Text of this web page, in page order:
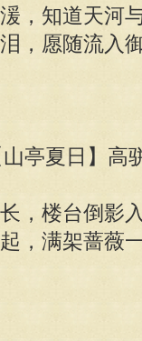
，知道天河
，愿随流入
亭夏日】高
，楼台倒影
，满架蔷薇